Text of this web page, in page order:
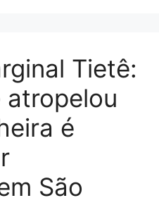
Tietê:
atropelou
é
São